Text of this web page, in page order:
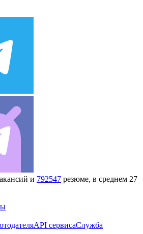
и 792547 резюме, в среднем 27
API сервисаСлужба